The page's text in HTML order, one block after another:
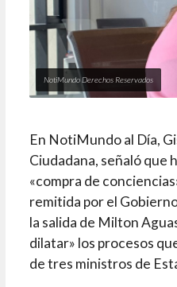
NotiMundo Derechos Reservados
En NotiMundo al Día,
Ciudadana, señaló que
«compra de
remitida por el
la salida de Milton
dilatar» los procesos
de tres ministros de